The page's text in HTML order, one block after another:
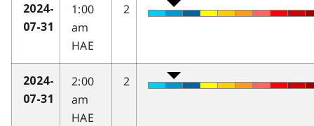
2024-
07-31
1:00
am
HAE
2
2024-
07-31
2:00
am
HAE
2